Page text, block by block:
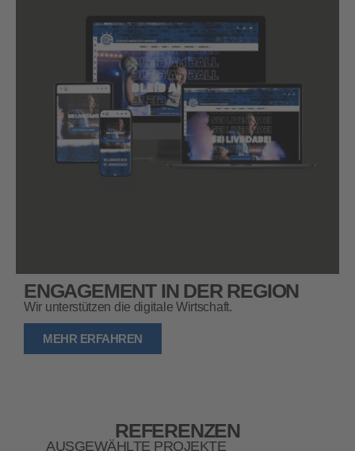
ENGAGEMENT IN DER REGION
Wir unterstützen die digitale Wirtschaft.
MEHR ERFAHREN
REFERENZEN
AUSGEWÄHLTE PROJEKTE